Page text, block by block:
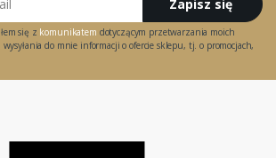
Zapisz się
się z komunikatem dotyczącym przetwarzania moich
do mnie informacji o ofercie sklepu, tj. o promocjach,